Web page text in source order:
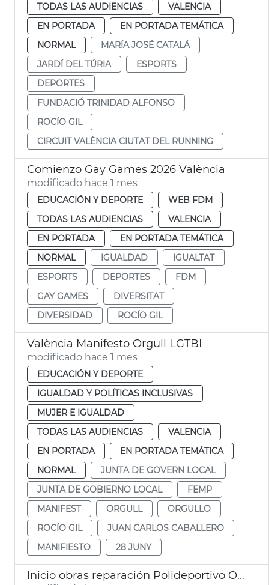
TODAS LAS AUDIENCIAS
VALENCIA
EN PORTADA
EN PORTADA TEMÁTICA
NORMAL
MARÍA JOSÉ CATALÁ
JARDÍ DEL TÚRIA
ESPORTS
DEPORTES
FUNDACIÓ TRINIDAD ALFONSO
ROCÍO GIL
CIRCUIT VALÈNCIA CIUTAT DEL RUNNING
Comienzo Gay Games 2026 València
modificado hace 1 mes
EDUCACIÓN Y DEPORTE
WEB FDM
TODAS LAS AUDIENCIAS
VALENCIA
EN PORTADA
EN PORTADA TEMÁTICA
NORMAL
IGUALDAD
IGUALTAT
ESPORTS
DEPORTES
FDM
GAY GAMES
DIVERSITAT
DIVERSIDAD
ROCÍO GIL
València Manifesto Orgull LGTBI
modificado hace 1 mes
EDUCACIÓN Y DEPORTE
IGUALDAD Y POLÍTICAS INCLUSIVAS
MUJER E IGUALDAD
TODAS LAS AUDIENCIAS
VALENCIA
EN PORTADA
EN PORTADA TEMÁTICA
NORMAL
JUNTA DE GOVERN LOCAL
JUNTA DE GOBIERNO LOCAL
FEMP
MANIFEST
ORGULL
ORGULLO
ROCÍO GIL
JUAN CARLOS CABALLERO
MANIFIESTO
28 JUNY
Inicio obras reparación Polideportivo Orriols València